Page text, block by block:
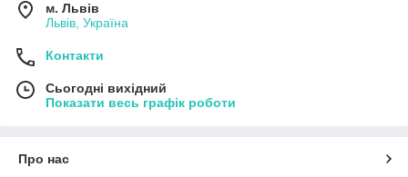
м. Львів
Львів, Україна
Контакти
Сьогодні вихідний
Показати весь графік роботи
Про нас